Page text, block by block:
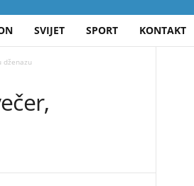
SVIJET SPORT KONTAKT
dženazu